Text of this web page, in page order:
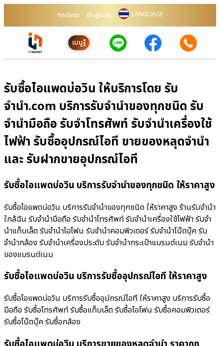
ติดต่อเรา เข้าสู่ระบบ LANGUAGE
เมนู
รับซื้อไอแพดบ่อวิน ให้บริการโดย รับ
จํานํา.com บริการรับจำนำของทุกชนิด รับ
จำนำมือถือ รับจำโทรศัพท์ รับจำนำเครื่องใช้
ไฟฟ้า รับซื้ออุปกรณ์ไอที ขายของหลุดจำนำ
และ รับฝากขายอุปกรณ์ไอที
รับซื้อไอแพดบ่อวิน บริการรับจำนำของทุกชนิด ให้ราคาสูง
รับซื้อไอแพดบ่อวิน บริการรับจำนำของทุกชนิด ให้ราคาสูง ร้านรับจํานํา
ใกล้ฉัน รับจำนำมือถือ รับจำนำโทรศัพท์ รับจำนำเครื่องใช้ไฟฟ้า รับจำ
นำแท็บเล็ต รับจำนำไอโฟน รับจำนำคอมพิวเตอร์ รับจำนำโน๊ตบุ๊ค รับ
จำนำกล้อง รับจำนำเครื่องประดับ รับจำนำกระเป๋าแบรนด์เนม รับจำนำ
ของแบรนด์เนม
รับซื้อไอแพดบ่อวิน บริการรับซื้ออุปกรณ์ไอที ให้ราคาสูง
รับซื้อไอแพดบ่อวิน บริการรับซื้ออุปกรณ์ไอที ให้ราคาสูง บริการรับซื้อ
มือถือ รับซื้อโทรศัพท์ รับซื้อแท็บเล็ต รับซื้อไอโฟน รับซื้อคอมพิวเตอร์
รับซื้อโน๊ตบุ๊ค รับซื้อกล้อง